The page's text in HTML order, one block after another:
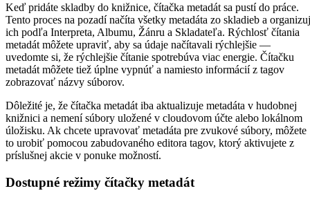
Keď pridáte skladby do knižnice, čítačka metadát sa pustí do práce.
Tento proces na pozadí načíta všetky metadáta zo skladieb a
ich podľa Interpreta, Albumu, Žánru a Skladateľa. Rýchlosť čítania
metadát môžete upraviť, aby sa údaje načítavali rýchlejšie —
uvedomte si, že rýchlejšie čítanie spotrebúva viac energie. Čítačku
metadát môžete tiež úplne vypnúť a namiesto informácií z tagov
zobrazovať názvy súborov.
Dôležité je, že čítačka metadát iba aktualizuje metadáta v hudobnej
knižnici a nemení súbory uložené v cloudovom účte alebo lokálnom
úložisku. Ak chcete upravovať metadáta pre zvukové súbory, môžete
to urobiť pomocou zabudovaného editora tagov, ktorý aktivujete z
príslušnej akcie v ponuke možností.
Dostupné režimy čítačky metadát